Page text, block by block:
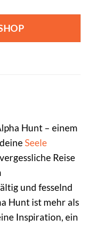
Hunt – einem
Seele
Reise
und fesselnd
Hunt ist mehr als
Inspiration, ein